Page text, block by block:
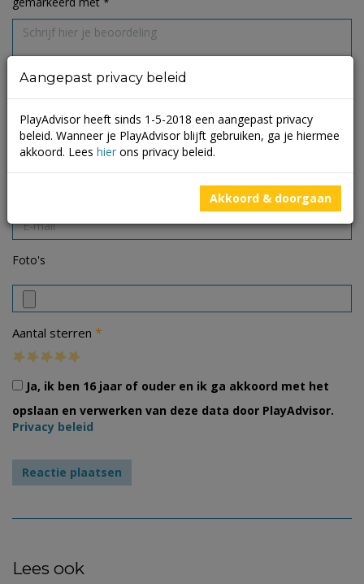
Foto's
Aantal sterren *
Ja, ik ben 16 jaar of ouder en ik ga akkoord met het
opslaan en verwerken van deze data door PlayAdvisor.
Privacy beleid
Lees ook
Aangepast privacy beleid
PlayAdvisor heeft sinds 1-5-2018 een aangepast privacy
beleid. Wanneer je PlayAdvisor blijft gebruiken, ga je hiermee
akkoord. Lees hier ons privacy beleid.
Akkoord & doorgaan